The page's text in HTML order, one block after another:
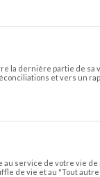
dernière partie de sa
et vers un
service de votre vie
de vie et au "Tout